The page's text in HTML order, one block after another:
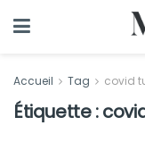
Accueil Tag covid
Étiquette :